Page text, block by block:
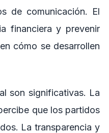
de comunicación. El
financiera y prevenir
cómo se desarrollen
son significativas. La
que los partidos
La transparencia y